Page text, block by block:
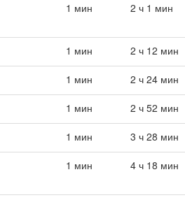
1 мин 2 ч 1 мин
1 мин 2 ч 12 мин
1 мин 2 ч 24 мин
1 мин 2 ч 52 мин
1 мин 3 ч 28 мин
1 мин 4 ч 18 мин